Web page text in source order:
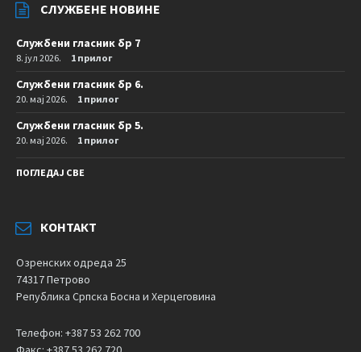
СЛУЖБЕНЕ НОВИНЕ
Службени гласник бр 7
8. јул 2026. 1 прилог
Службени гласник бр 6.
20. мај 2026. 1 прилог
Службени гласник бр 5.
20. мај 2026. 1 прилог
ПОГЛЕДАЈ СВЕ
КОНТАКТ
Озренских одреда 25
74317 Петрово
Република Српска Босна и Херцеговина
Телефон: +387 53 262 700